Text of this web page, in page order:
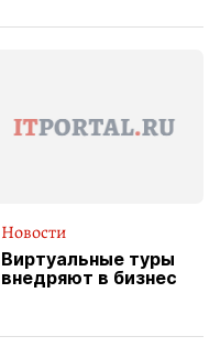
вводит
Новости
Виртуальные туры
внедряют в бизнес